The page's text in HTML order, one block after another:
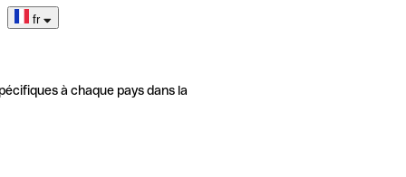
fr
à chaque pays dans la